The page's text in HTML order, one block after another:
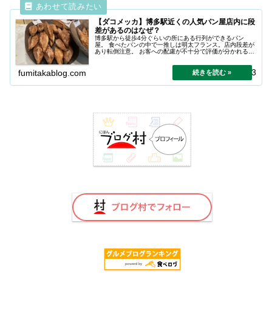
【ダコメッカ】博多駅近くの人気パン屋店内に段
差があるのはなぜ？
博多駅から徒歩4分ぐらいの所にある行列ができるパン
屋。 食べたパンの中で一推しは明太フランス。店内段差が
あり転倒注意。 お客への配慮が不十分で評価が分かれるお
fumitakablog.com 2023.11.13